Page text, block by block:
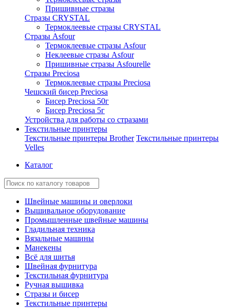
Пришивные стразы
Стразы CRYSTAL
Термоклеевые стразы CRYSTAL
Стразы Asfour
Термоклеевые стразы Asfour
Неклеевые стразы Asfour
Пришивные стразы Asfourelle
Стразы Preciosa
Термоклеевые стразы Preciosa
Чешский бисер Preciosa
Бисер Preciosa 50г
Бисер Preciosa 5г
Устройства для работы со стразами
Текстильные принтеры
Текстильные принтеры Brother Текстильные принтеры
Velles
Каталог
Швейные машины и оверлоки
Вышивальное оборудование
Промышленные швейные машины
Гладильная техника
Вязальные машины
Манекены
Всё для шитья
Швейная фурнитура
Текстильная фурнитура
Ручная вышивка
Стразы и бисер
Текстильные принтеры